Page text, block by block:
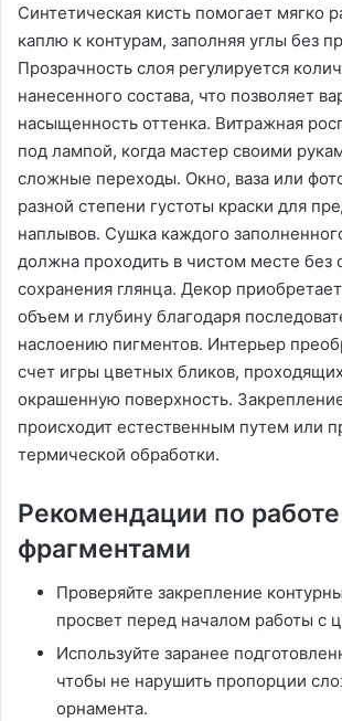
Синтетическая кисть помогает мягко
каплю к контурам, заполняя углы без
Прозрачность слоя регулируется
нанесенного состава, что позволяет
насыщенность оттенка. Витражная
под лампой, когда мастер своими
сложные переходы. Окно, ваза или
разной степени густоты краски для
наплывов. Сушка каждого
должна проходить в чистом месте без
сохранения глянца. Декор
объем и глубину благодаря
наслоению пигментов. Интерьер
счет игры цветных бликов,
окрашенную поверхность.
происходит естественным путем или
термической обработки.
Рекомендации по
фрагментами
Проверяйте закрепление
просвет перед началом работы с
Используйте заранее
чтобы не нарушить пропорции
орнамента.